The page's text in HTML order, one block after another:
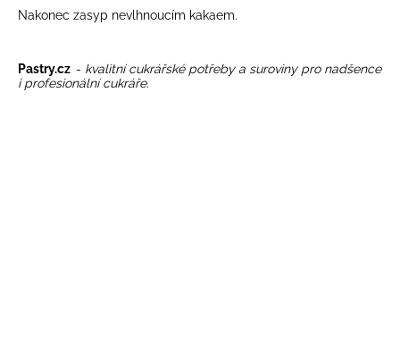
Nakonec zasyp nevlhnoucím kakaem.
Pastry.cz - kvalitnícukrářské potřebya surovinypro nadšence
i profesionální cukráře.